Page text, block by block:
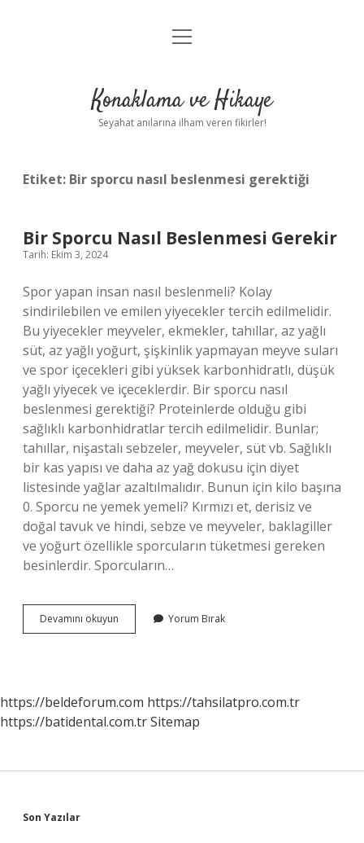
Anasayfa
Yasal Uyarı
menüyü
Konaklama ve Hikaye
Seyahat anılarına ilham veren fikirler!
Etiket: Bir sporcu nasıl beslenmesi gerektiği
Bir Sporcu Nasıl Beslenmesi Gerekir
Tarih: Ekim 3, 2024
Spor yapan insan nasıl beslenmeli? Kolay
sindirilebilen ve emilen yiyecekler tercih edilmelidir.
Bu yiyecekler meyveler, ekmekler, tahıllar, az yağlı
süt, az yağlı yoğurt, şişkinlik yapmayan meyve suları
ve spor içecekleri gibi yüksek karbonhidratlı, düşük
yağlı yiyecek ve içeceklerdir. Bir sporcu nasıl
beslenmesi gerektiği? Proteinlerde olduğu gibi
sağlıklı karbonhidratlar tercih edilmelidir. Bunlar;
tahıllar, nişastalı sebzeler, meyveler, süt vb. Sağlıklı
bir kas yapısı ve daha az yağ dokusu için diyet
listesinde yağlar azaltılmalıdır. Bunun için kilo başına
0. Sporcu ne yemek yemeli? Kırmızı et, derisiz ve
doğal tavuk ve hindi, sebze ve meyveler, baklagiller
ve yoğurt özellikle sporcuların tüketmesi gereken
besinlerdir. Sporcuların…
Devamını okuyun
Sporcu
Yorum Bırak
https://beldeforum.com https://tahsilatpro.com.tr
https://batidental.com.trSitemap
Sidebar
Son Yazılar